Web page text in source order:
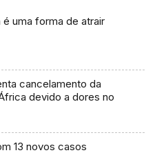
é uma forma de atrair
cancelamento da
devido a dores no
13 novos casos